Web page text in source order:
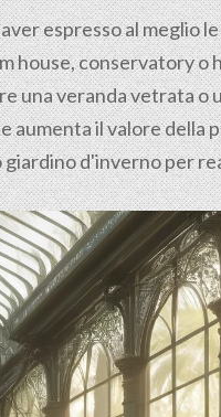
espresso al meglio
house, conservatory o
una veranda vetrata o
aumenta il valore della
d'inverno per